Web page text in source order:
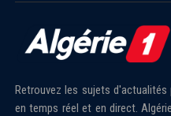
Retrouvez les sujets
en temps réel et en direct.